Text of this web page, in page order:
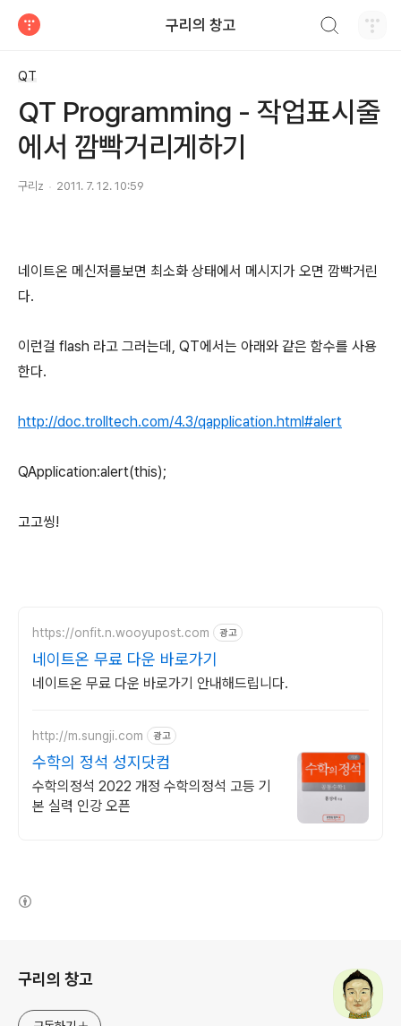
구리의 창고
QT
QT Programming - 작업표시줄
에서 깜빡거리게하기
구리z 2011. 7. 12. 10:59
네이트온 메신저를보면 최소화 상태에서 메시지가 오면 깜빡거린
다.
이런걸 flash 라고 그러는데, QT에서는 아래와 같은 함수를 사용
한다.
http://doc.trolltech.com/4.3/qapplication.html#alert
QApplication:alert(this);
고고씽!
https://onfit.n.wooyupost.com 광고
네이트온 무료 다운 바로가기
네이트온 무료 다운 바로가기 안내해드립니다.
http://m.sungji.com 광고
수학의 정석 성지닷컴
수학의정석 2022 개정 수학의정석 고등 기
본 실력 인강 오픈
구리의 창고